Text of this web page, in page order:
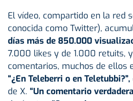
El vídeo, compartido en la red
conocida como Twitter),
días más de 850.000
7.000 likes y de 1.000 retuits,
comentarios, muchos de ellos
“¿En Teleberri o en Teletubbi?”,
de X. “Un comentario